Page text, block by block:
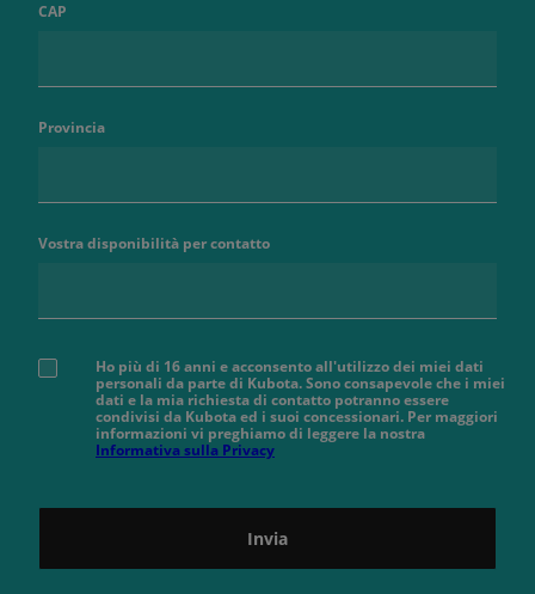
CAP
Provincia
Vostra disponibilità per contatto
Ho più di 16 anni e acconsento all'utilizzo dei miei dati
personali da parte di Kubota. Sono consapevole che i miei
dati e la mia richiesta di contatto potranno essere
condivisi da Kubota ed i suoi concessionari. Per maggiori
informazioni vi preghiamo di leggere la nostra
Informativa sulla Privacy
Invia